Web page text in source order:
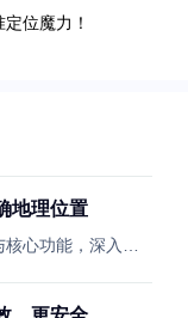
定位魔力！
地理位置